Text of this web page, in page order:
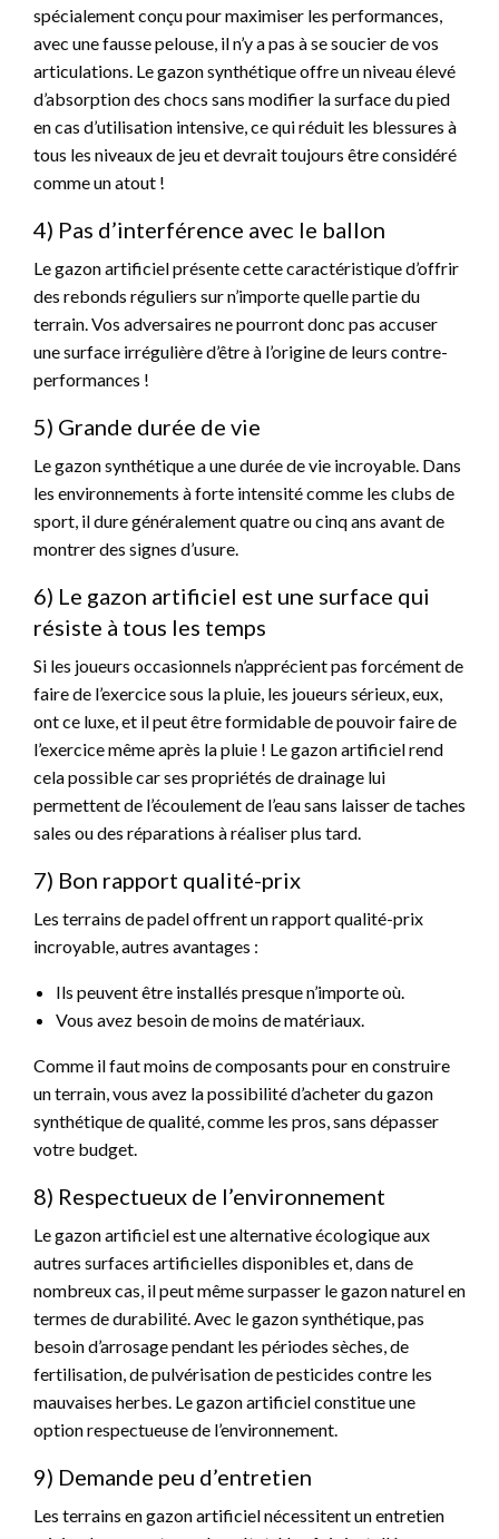
spécialement conçu pour maximiser les performances,
avec une fausse pelouse, il n’y a pas à se soucier de vos
articulations. Le gazon synthétique offre un niveau élevé
d’absorption des chocs sans modifier la surface du pied
en cas d’utilisation intensive, ce qui réduit les blessures à
tous les niveaux de jeu et devrait toujours être considéré
comme un atout !
4) Pas d’interférence avec le ballon
Le gazon artificiel présente cette caractéristique d’offrir
des rebonds réguliers sur n’importe quelle partie du
terrain. Vos adversaires ne pourront donc pas accuser
une surface irrégulière d’être à l’origine de leurs contre-
performances !
5) Grande durée de vie
Le gazon synthétique a une durée de vie incroyable. Dans
les environnements à forte intensité comme les clubs de
sport, il dure généralement quatre ou cinq ans avant de
montrer des signes d’usure.
6) Le gazon artificiel est une surface qui
résiste à tous les temps
Si les joueurs occasionnels n’apprécient pas forcément de
faire de l’exercice sous la pluie, les joueurs sérieux, eux,
ont ce luxe, et il peut être formidable de pouvoir faire de
l’exercice même après la pluie ! Le gazon artificiel rend
cela possible car ses propriétés de drainage lui
permettent de l’écoulement de l’eau sans laisser de taches
sales ou des réparations à réaliser plus tard.
7) Bon rapport qualité-prix
Les terrains de padel offrent un rapport qualité-prix
incroyable, autres avantages :
Ils peuvent être installés presque n’importe où.
Vous avez besoin de moins de matériaux.
Comme il faut moins de composants pour en construire
un terrain, vous avez la possibilité d’acheter du gazon
synthétique de qualité, comme les pros, sans dépasser
votre budget.
8) Respectueux de l’environnement
Le gazon artificiel est une alternative écologique aux
autres surfaces artificielles disponibles et, dans de
nombreux cas, il peut même surpasser le gazon naturel en
termes de durabilité. Avec le gazon synthétique, pas
besoin d’arrosage pendant les périodes sèches, de
fertilisation, de pulvérisation de pesticides contre les
mauvaises herbes. Le gazon artificiel constitue une
option respectueuse de l’environnement.
9) Demande peu d’entretien
Les terrains en gazon artificiel nécessitent un entretien